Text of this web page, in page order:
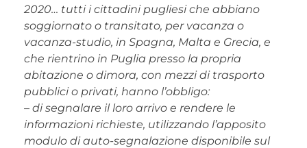
2020… tutti i cittadini pugliesi che abbiano
soggiornato o transitato, per vacanza o
vacanza-studio, in Spagna, Malta e Grecia, e
che rientrino in Puglia presso la propria
abitazione o dimora, con mezzi di trasporto
pubblici o privati, hanno l’obbligo:
– di segnalare il loro arrivo e rendere le
informazioni richieste, utilizzando l’apposito
modulo di auto-segnalazione disponibile sul